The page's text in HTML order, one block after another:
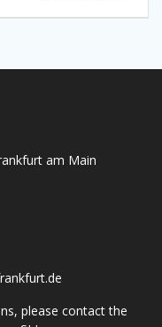
am Main
please contact the